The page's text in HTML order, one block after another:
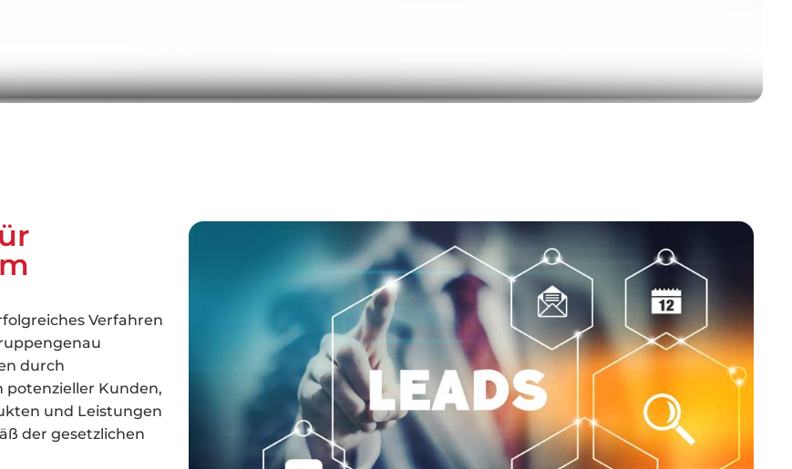
Verfahren
durch
potenzieller Kunden,
und Leistungen
der gesetzlichen